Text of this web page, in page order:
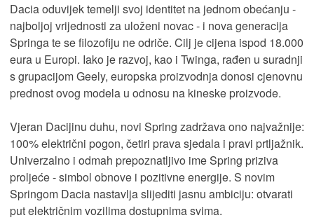
Dacia oduvijek temelji svoj identitet na jednom obećanju -
najboljoj vrijednosti za uloženi novac - i nova generacija
Springa te se filozofiju ne odriče. Cilj je cijena ispod 18.000
eura u Europi. Iako je razvoj, kao i Twinga, rađen u suradnji
s grupacijom Geely, europska proizvodnja donosi cjenovnu
prednost ovog modela u odnosu na kineske proizvode.
Vjeran Dacijinu duhu, novi Spring zadržava ono najvažnije:
100% električni pogon, četiri prava sjedala i pravi prtljažnik.
Univerzalno i odmah prepoznatljivo ime Spring priziva
proljeće - simbol obnove i pozitivne energije. S novim
Springom Dacia nastavlja slijediti jasnu ambiciju: otvarati
put električnim vozilima dostupnima svima.